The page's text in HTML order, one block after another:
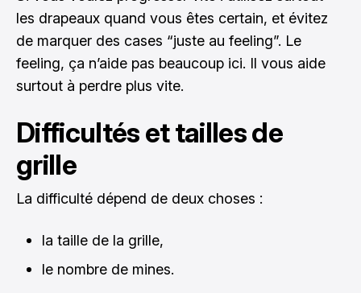
les drapeaux quand vous êtes certain, et évitez
de marquer des cases “juste au feeling”. Le
feeling, ça n’aide pas beaucoup ici. Il vous aide
surtout à perdre plus vite.
Difficultés et tailles de
grille
La difficulté dépend de deux choses :
la taille de la grille,
le nombre de mines.